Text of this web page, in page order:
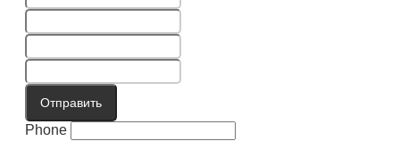
Отправить
Phone